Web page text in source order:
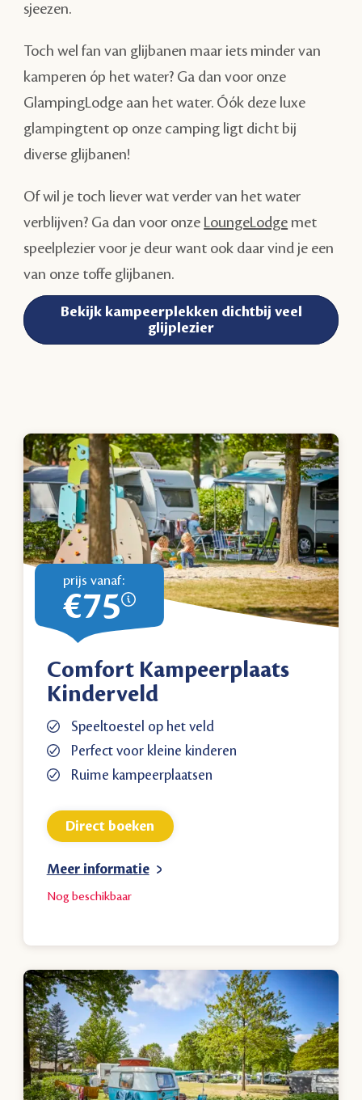
sjeezen.
Toch wel fan van glijbanen maar iets minder van
kamperen óp het water? Ga dan voor onze
GlampingLodge aan het water. Óók deze luxe
glampingtent op onze camping ligt dicht bij
diverse glijbanen!
Of wil je toch liever wat verder van het water
verblijven? Ga dan voor onze LoungeLodge met
speelplezier voor je deur want ook daar vind je een
van onze toffe glijbanen.
Bekijk kampeerplekken dichtbij veel
glijplezier
prijs vanaf:
€75
Comfort Kampeerplaats
Kinderveld
Speeltoestel op het veld
Perfect voor kleine kinderen
Ruime kampeerplaatsen
Nog beschikbaar
Meer informatie
Direct boeken